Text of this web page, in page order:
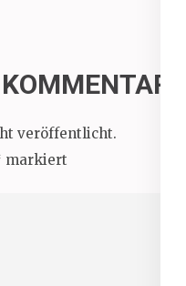
veröffentlicht.
markiert